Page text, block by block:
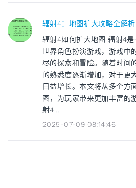
辐射4：地图扩大攻略全解析
辐射4如何扩大地图 辐射4
世界角色扮演游戏，游戏中
尽的探索和冒险。随着时间
的熟悉度逐渐增加，对于更
日益增长。本文将从多个方
图，为玩家带来更加丰富的
射4...
2025-07-09 08:14:46